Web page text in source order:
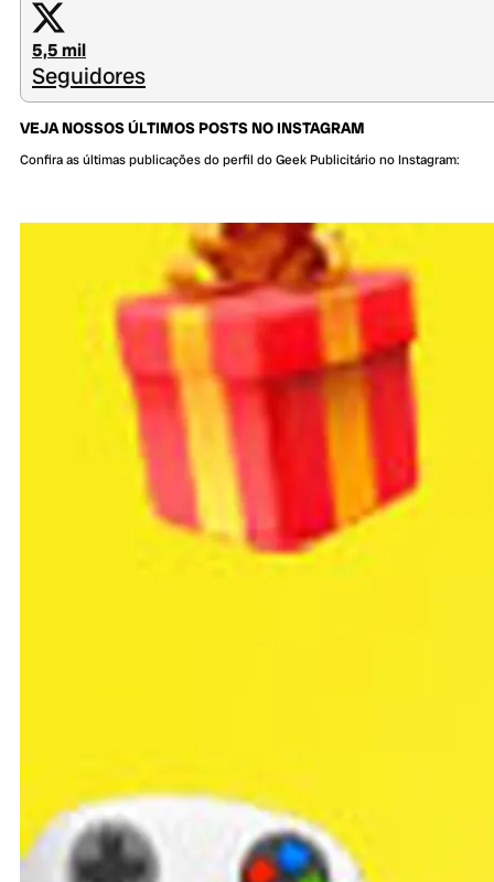
5,5 mil
Seguidores
VEJA NOSSOS ÚLTIMOS POSTS NO INSTAGRAM
Confira as últimas publicações do perfil do Geek Publicitário no Instagram: